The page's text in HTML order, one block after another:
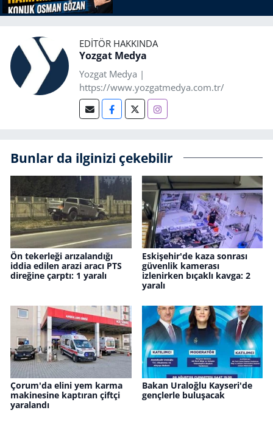
EDITÖR HAKKINDA
Yozgat Medya
Yozgat Medya |
https://www.yozgatmedya.com.tr/
Bunlar da ilginizi çekebilir
Ön tekerleği arızalandığı
iddia edilen arazi aracı PTS
direğine çarptı: 1 yaralı
Eskişehir'de kaza sonrası
güvenlik kamerası
izlenirken bıçaklı kavga: 2
yaralı
Çorum'da elini yem karma
makinesine kaptıran çiftçi
yaralandı
Bakan Uraloğlu Kayseri'de
gençlerle buluşacak